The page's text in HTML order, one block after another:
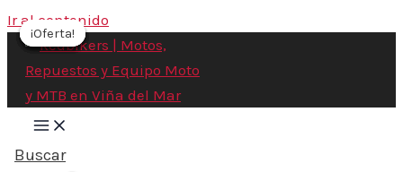
Ir al contenido
Buscar
¡Oferta!
¡Oferta!
¡Oferta!
¡Oferta!
¡Oferta!
¡Oferta!
¡Oferta!